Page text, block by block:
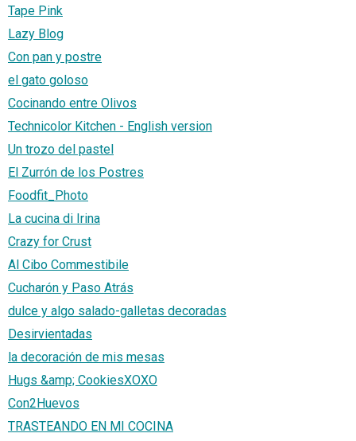
Tape Pink
Lazy Blog
Con pan y postre
el gato goloso
Cocinando entre Olivos
Technicolor Kitchen - English version
Un trozo del pastel
El Zurrón de los Postres
Foodfit_Photo
La cucina di Irina
Crazy for Crust
Al Cibo Commestibile
Cucharón y Paso Atrás
dulce y algo salado-galletas decoradas
Desirvientadas
la decoración de mis mesas
Hugs &amp; CookiesXOXO
Con2Huevos
TRASTEANDO EN MI COCINA